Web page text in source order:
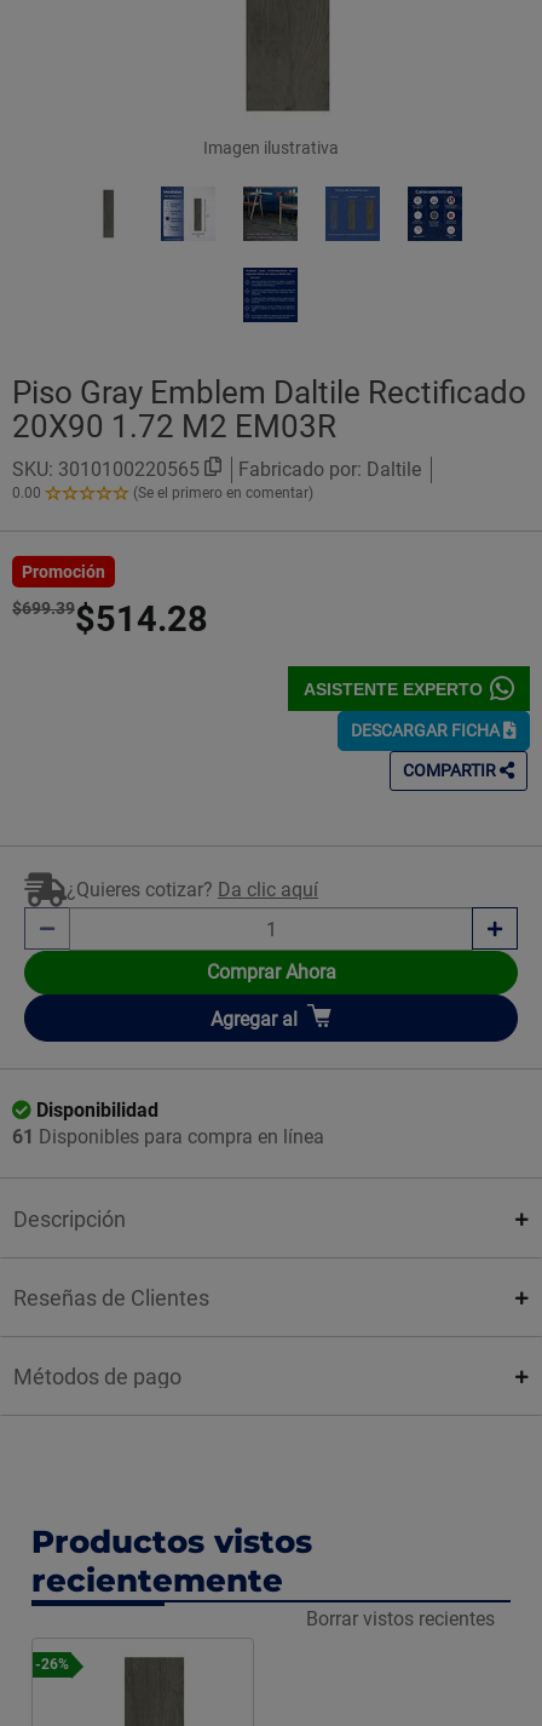
Imagen ilustrativa
Piso Gray Emblem Daltile Rectificado
20X90 1.72 M2 EM03R
SKU: 3010100220565 Fabricado por: Daltile
0.00
0.00
Estrellas!
(Se el primero en comentar)
Promoción
$699.39$514.28
ASISTENTE EXPERTO
DESCARGAR FICHA
COMPARTIR
¿Quieres cotizar? Da clic aquí
Comprar Ahora
Añadir
Agregar al
Disponibilidad
61 Disponibles para compra en línea
Descripción
Reseñas de Clientes
Métodos de pago
Productos vistos
recientemente
Borrar vistos recientes
-26%